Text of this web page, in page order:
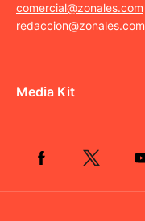
comercial@zonales.com
redaccion@zonales.com
Media Kit